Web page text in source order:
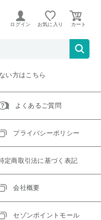
ログイン お気に入り
またはただいま取り扱い
い方はこちら
よくあるご質問
プライバシーポリシー
定商取引法に基づく表記
会社概要
セゾンポイントモール